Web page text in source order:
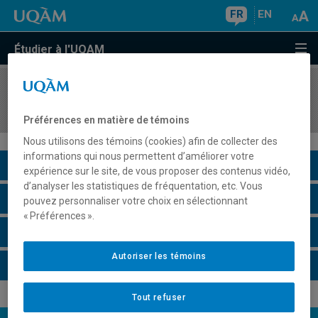
FR EN
Étudier à l'UQAM
COURS//
Description du cours
Horaire - Été 2026
Préférences en matière de témoins
Nous utilisons des témoins (cookies) afin de collecter des
informations qui nous permettent d’améliorer votre
expérience sur le site, de vous proposer des contenus vidéo,
d’analyser les statistiques de fréquentation, etc. Vous
pouvez personnaliser votre choix en sélectionnant
« Préférences ».
Tout refuser
Autoriser les témoins